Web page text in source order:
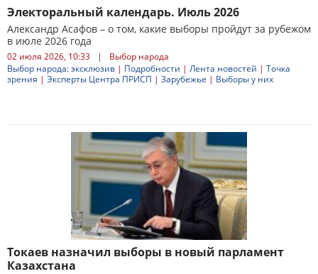
Электоральный календарь. Июль 2026
Александр Асафов – о том, какие выборы пройдут за рубежом
в июле 2026 года
02 июля 2026, 10:33 |
Выбор народа
Выбор народа: эксклюзив | Подробности | Лента новостей | Точка
зрения | Эксперты Центра ПРИСП | Зарубежье | Выборы у них
Токаев назначил выборы в новый парламент
Казахстана